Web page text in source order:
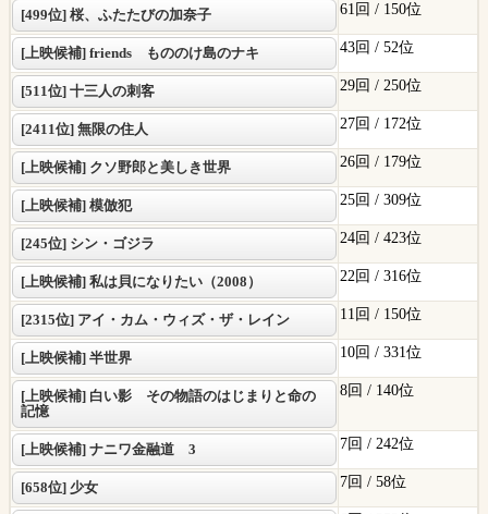
[499位] 桜、ふたたびの加奈子 61回 / 150位
[上映候補] friends もののけ島のナキ 43回 / 52位
[511位] 十三人の刺客 29回 / 250位
[2411位] 無限の住人 27回 / 172位
[上映候補] クソ野郎と美しき世界 26回 / 179位
[上映候補] 模倣犯 25回 / 309位
[245位] シン・ゴジラ 24回 / 423位
[上映候補] 私は貝になりたい（2008） 22回 / 316位
[2315位] アイ・カム・ウィズ・ザ・レイン 11回 / 150位
[上映候補] 半世界 10回 / 331位
[上映候補] 白い影 その物語のはじまりと命の
記憶
8回 / 140位
[上映候補] ナニワ金融道 3 7回 / 242位
[658位] 少女 7回 / 58位